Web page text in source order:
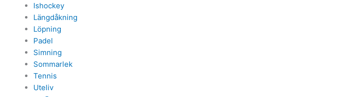
Ishockey
Längdåkning
Löpning
Padel
Simning
Sommarlek
Tennis
Uteliv